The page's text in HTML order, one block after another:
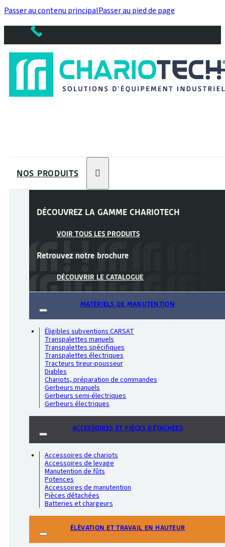
Passer au contenu principalPasser au pied de page
NOS PRODUITS
DÉCOUVREZ LA GAMME CHARIOTECH
VOIR TOUS LES PRODUITS
Retrouvez notre brochure
DÉCOUVRIR LE CATALOGUE
MATÉRIELS DE MANUTENTION
Éligibles subventions CARSAT
Transpalettes manuels
Transpalettes spécifiques
Transpalettes électriques
Tracteurs tireur-pousseur
Diables
Chariots, préparation de commandes
Gerbeurs manuels
Gerbeurs semi-électriques
Gerbeurs électriques
ACCESSOIRES ET PIÈCES DÉTACHÉES
Accessoires de chariots
Accessoires de levage
Manutention de fûts
Potences
Accessoires de manutention
Pièces détachées
Batteries et chargeurs
ÉLÉVATION ET TRAVAIL EN HAUTEUR